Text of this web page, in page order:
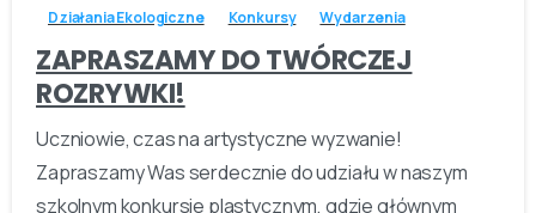
Działania Ekologiczne Konkursy Wydarzenia
ZAPRASZAMY DO TWÓRCZEJ
ROZRYWKI!
Uczniowie, czas na artystyczne wyzwanie!
Zapraszamy Was serdecznie do udziału w naszym
szkolnym konkursie plastycznym, gdzie głównym